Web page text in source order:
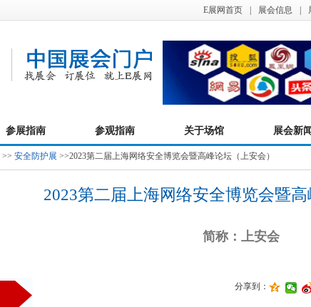
E展网首页 展会信息
参展指南 参观指南 关于场馆 展会新闻
>> 安全防护展 >>2023第二届上海网络安全博览会暨高峰论坛（上安会）
2023第二届上海网络安全博览会暨高
简称：上安会
分享到：